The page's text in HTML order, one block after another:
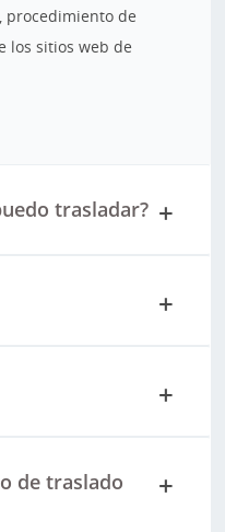
procedimiento de
los sitios web de
trasladar?
de traslado